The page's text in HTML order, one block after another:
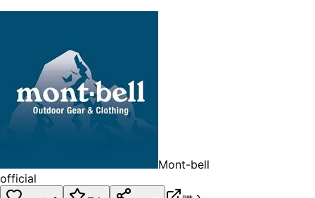
Mont-bell
official